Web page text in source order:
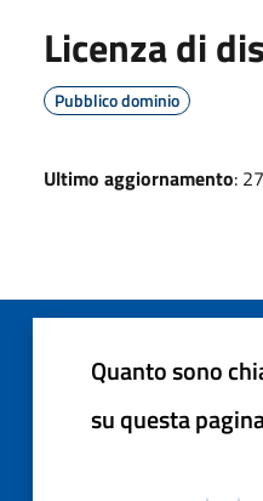
Licenza di
Pubblico dominio
Ultimo aggiornamento:
Quanto sono
su questa